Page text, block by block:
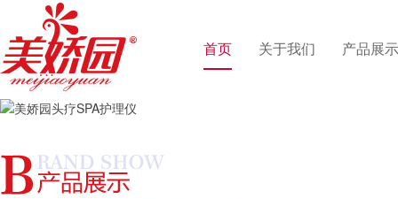
首页 关于我们 产品展示